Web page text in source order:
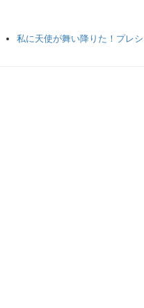
私に天使が舞い降りた！プレ